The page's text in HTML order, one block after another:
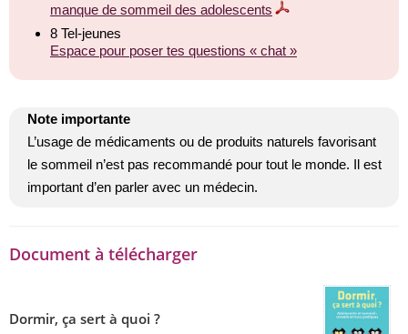
manque de sommeil des adolescents
8 Tel-jeunes
Espace pour poser tes questions « chat »
Note importante
L’usage de médicaments ou de produits naturels favorisant
le sommeil n’est pas recommandé pour tout le monde. Il est
important d’en parler avec un médecin.
Document à télécharger
Dormir, ça sert à quoi ?